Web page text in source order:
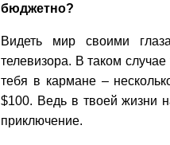
бюджетно?
Видеть мир своими
телевизора. В таком
тебя в кармане –
$100. Ведь в твоей жизни
приключение.